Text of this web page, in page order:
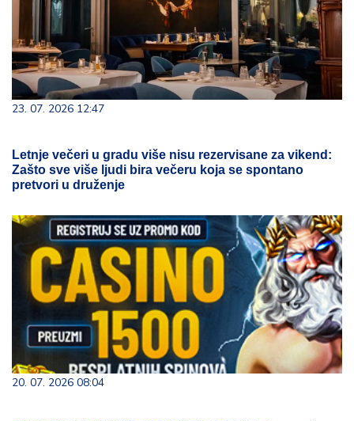
23. 07. 2026 12:47
Letnje večeri u gradu više nisu rezervisane za vikend:
Zašto sve više ljudi bira večeru koja se spontano
pretvori u druženje
20. 07. 2026 08:04